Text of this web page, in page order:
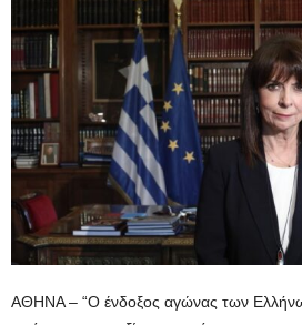
ΑΘΗΝΑ – “Ο ένδοξος αγώνας των